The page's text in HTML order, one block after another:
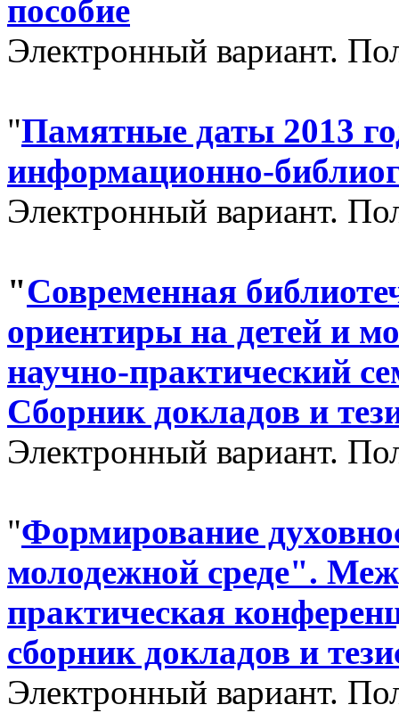
пособие
Электронный вариант.
"Памятные даты 2013
информационно-
Электронный вариант.
"Современная
ориентиры на детей и
научно-практический
Сборник докладов и
Электронный вариант.
"Формирование
молодежной среде".
практическая
сборник докладов и
Электронный вариант.